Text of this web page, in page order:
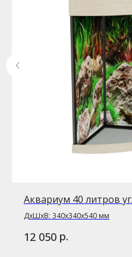
Аквариум 40 литров
ДxШxВ: 340x340x540 мм
12 050 р.